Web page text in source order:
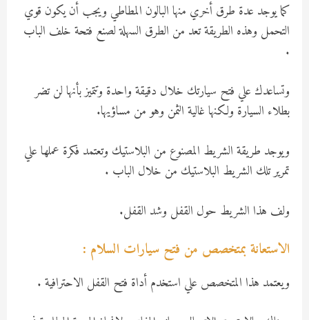
كما يوجد عدة طرق أخري منها البالون المطاطي ويجب أن يكون قوي
التحمل وهذه الطريقة تعد من الطرق السهلة لصنع فتحة خلف الباب
.
وتساعدك علي فتح سيارتك خلال دقيقة واحدة وتتميز بأنها لن تضر
بطلاء السيارة ولكنها غالية الثمن وهو من مساؤيها.
ويوجد طريقة الشريط المصنوع من البلاستيك وتعتمد فكرة عملها علي
تمرير تلك الشريط البلاستيك من خلال الباب .
ولف هذا الشريط حول القفل وشد القفل.
الاستعانة بمتخصص من فتح سيارات السلام :
ويعتمد هذا المتخصص علي استخدم أداة فتح القفل الاحترافية .